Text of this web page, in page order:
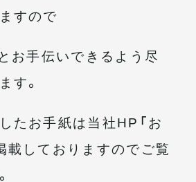
すので
お手伝いできるよう尽
す。
たお手紙は当社HP「お
載しておりますのでご覧